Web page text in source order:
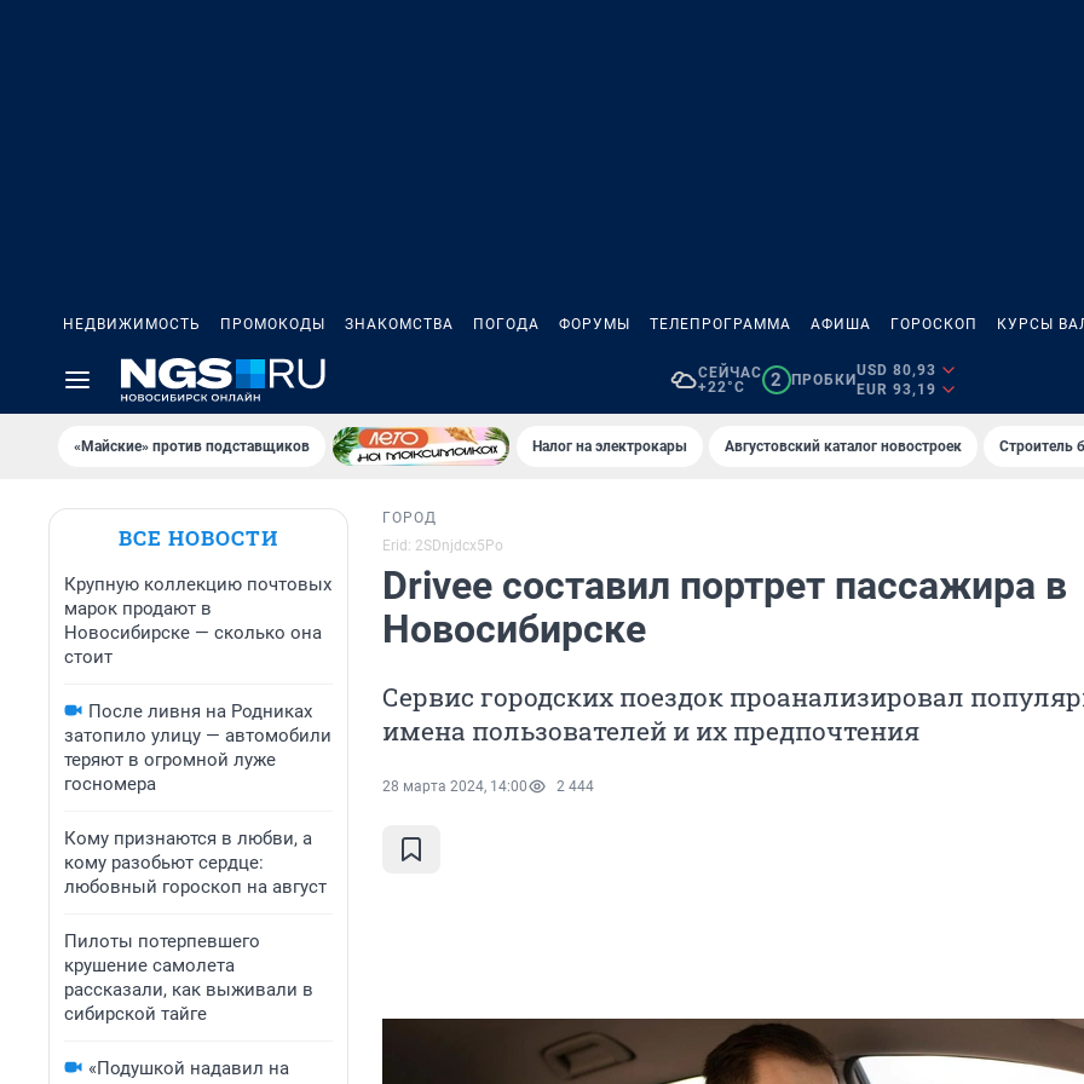
НЕДВИЖИМОСТЬ ПРОМОКОДЫ ЗНАКОМСТВА ПОГОДА ФОРУМЫ ТЕЛЕПРОГРАММА АФИША ГОРОСКОП КУРСЫ
СЕЙЧАС
+22°C
2 ПРОБКИ
USD 80,93
EUR 93,19
«Майские» против подставщиков Налог на электрокары Августовский каталог новостроек Строитель
ВСЕ НОВОСТИ
Крупную коллекцию почтовых
марок продают в
Новосибирске — сколько она
стоит
После ливня на Родниках
затопило улицу — автомобили
теряют в огромной луже
госномера
Кому признаются в любви, а
кому разобьют сердце:
любовный гороскоп на август
Пилоты потерпевшего
крушение самолета
рассказали, как выживали в
сибирской тайге
«Подушкой надавил на
ГОРОД
Erid: 2SDnjdcx5Po
Drivee составил портрет пассажира в
Новосибирске
Сервис городских поездок проанализировал
имена пользователей и их предпочтения
28 марта 2024, 14:00 2 444